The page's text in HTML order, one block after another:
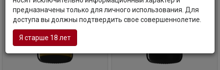
предназначены только для личного использования. Для
доступа вы должны подтвердить свое совершеннолетие.
Я старше 18 лет